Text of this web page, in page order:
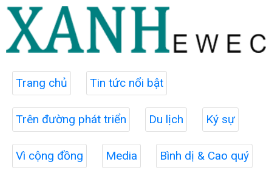
Trang chủ Tin tức nổi bật
Trên đường phát triển Du lịch Ký sự
Vì cộng đồng Media Bình dị & Cao quý